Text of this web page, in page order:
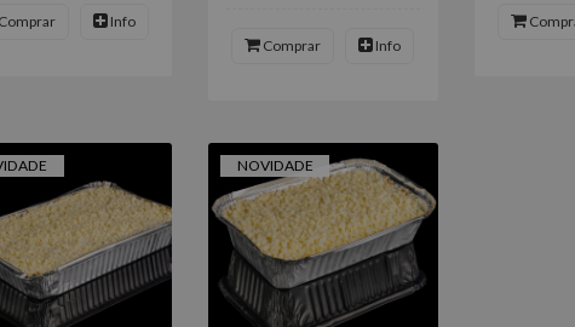
Comprar Info
Comprar Info
NOVIDADE